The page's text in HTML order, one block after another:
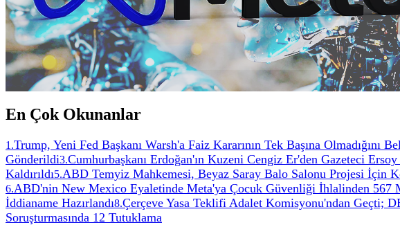
En Çok Okunanlar
1 .Trump, Yeni Fed Başkanı Warsh'a Faiz Kararının Tek Başına Olmadığını
Gönderildi3.Cumhurbaşkanı Erdoğan'ın Kuzeni Cengiz Er'den Gazeteci
Kaldırıldı5.ABD Temyiz Mahkemesi, Beyaz Saray Balo Salonu Projesi İçin
6.ABD'nin New Mexico Eyaletinde Meta'ya Çocuk Güvenliği İhlalinden 567
İddianame Hazırlandı8.Çerçeve Yasa Teklifi Adalet Komisyonu'ndan Geçti;
Soruşturmasında 12 Tutuklama